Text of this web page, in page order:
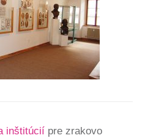
inštitúcií pre zrakovo